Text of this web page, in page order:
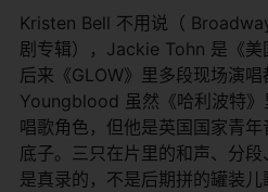
Kristen Bell 不用说（
剧专辑），Jackie Tohn 是《美
后来《GLOW》里多段现场演
Youngblood 虽然《哈利波特
唱歌角色，但他是英国国家青
底子。三只在片里的和声、分
是真录的，不是后期拼的罐装